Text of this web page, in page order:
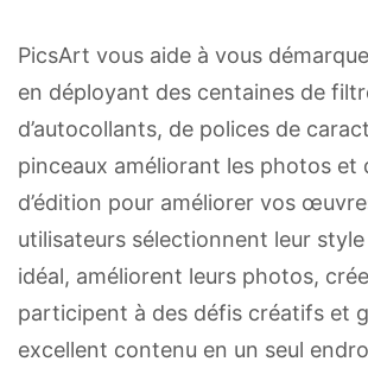
PicsArt vous aide à vous
en déployant des centaines de
d’autocollants, de polices de
pinceaux améliorant les photos et
d’édition pour améliorer vos
utilisateurs sélectionnent leur
idéal, améliorent leurs photos,
participent à des défis créatifs et
excellent contenu en un seul